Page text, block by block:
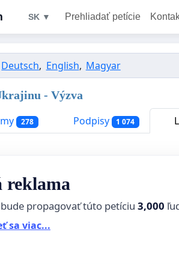
SK ▼ Prehliadať petície
Deutsch, English, Magyar
- Výzva
278 Podpisy 1 074
reklama
propagovať túto petíciu 3,000
sa viac...